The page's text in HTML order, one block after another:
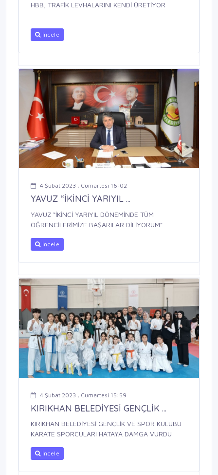
HBB, TRAFİK LEVHALARINI KENDİ ÜRETİYOR
İncele
4 Şubat 2023 , Cumartesi 16:02
YAVUZ “İKİNCİ YARIYIL ...
YAVUZ “İKİNCİ YARIYIL DÖNEMİNDE TÜM
ÖĞRENCİLERİMİZE BAŞARILAR DİLİYORUM”
İncele
4 Şubat 2023 , Cumartesi 15:59
KIRIKHAN BELEDİYESİ GENÇLİK ...
KIRIKHAN BELEDİYESİ GENÇLİK VE SPOR KULÜBÜ
KARATE SPORCULARI HATAYA DAMGA VURDU
İncele